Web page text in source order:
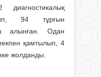
94 тұрғын
алынған. Одан
қамтылып, 4
жолданды.